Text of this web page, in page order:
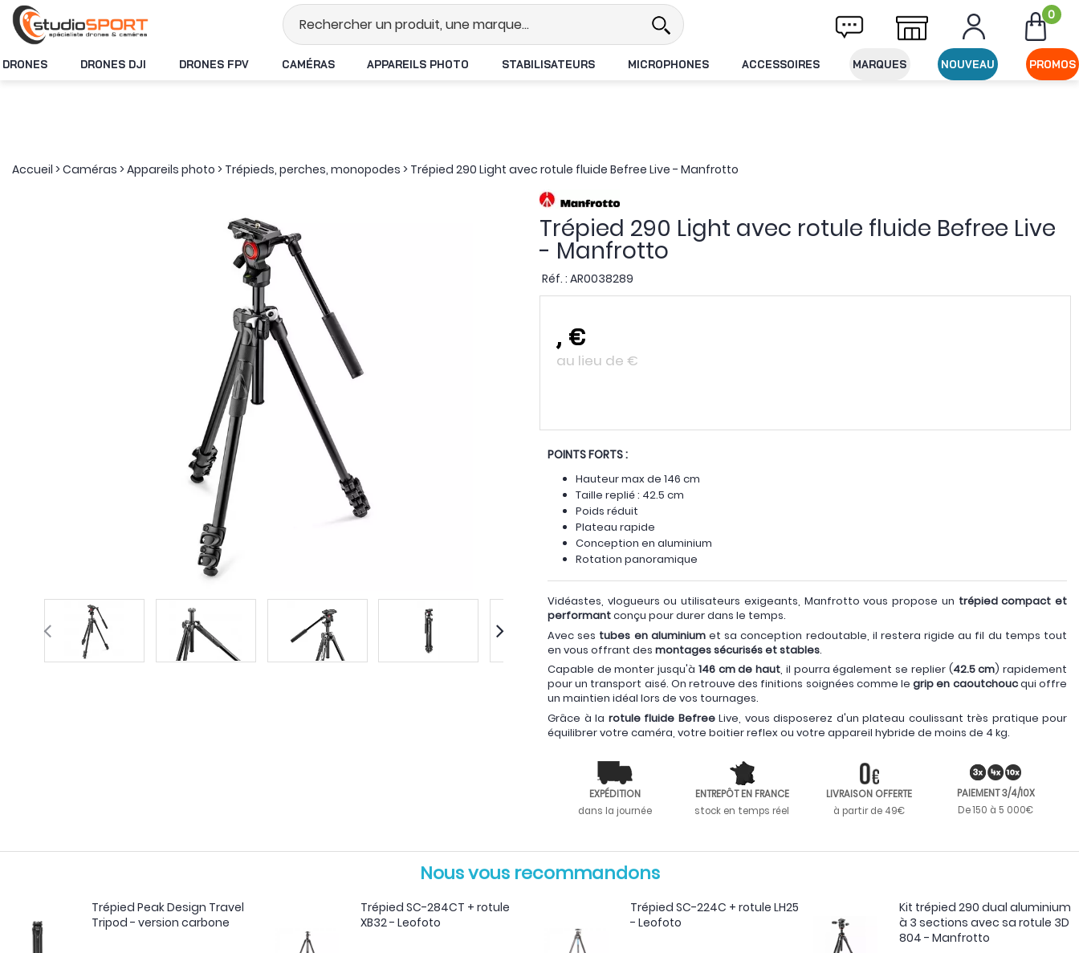
Stock en temps réel Livraison offerte dès 49€ d'achat 0
DRONES DRONES DJI DRONES FPV CAMÉRAS APPAREILS PHOTO STABILISATEURS MICROPHONES ACCESSOIRES MARQUES NOUVEAU PROMOS
Accueil >Caméras >Appareils photo > Trépieds, perches, monopodes > Trépied 290 Light avec rotule fluide Befree Live - Manfrotto
Trépied 290 Light avec rotule fluide Befree Live
- Manfrotto
Réf. : AR0038289
, €
au lieu de €
POINTS FORTS :
Hauteur max de 146 cm
Taille replié : 42.5 cm
Poids réduit
Plateau rapide
Conception en aluminium
Rotation panoramique
Vidéastes, vlogueurs ou utilisateurs exigeants, Manfrotto vous propose un trépied compact et
performantconçu pour durer dans le temps.
Avec ses tubes en aluminiumet sa conception redoutable, il restera rigide au fil du temps tout
en vous offrant des montages sécurisés et stables.
Capable de monter jusqu'à 146 cm de haut, il pourra également se replier (42.5 cm) rapidement
pour un transport aisé. On retrouve des finitions soignées comme le grip en caoutchoucqui offre
un maintien idéal lors de vos tournages.
Grâce à la rotule fluide BefreeLive, vous disposerez d'un plateau coulissant très pratique pour
équilibrer votre caméra, votre boitier reflex ou votre appareil hybride de moins de 4 kg.
EXPÉDITION
dans la journée
ENTREPÔT EN FRANCE
stock en temps réel
LIVRAISON OFFERTE
à partir de 49€
PAIEMENT 3/4/10X
De 150 à 5 000€
Nous vous recommandons
Trépied Peak Design Travel
Tripod - version carbone
Trépied SC-284CT + rotule
XB32 - Leofoto
Trépied SC-224C + rotule LH25
- Leofoto
Kit trépied 290 dual aluminium
à 3 sections avec sa rotule 3D
804 - Manfrotto